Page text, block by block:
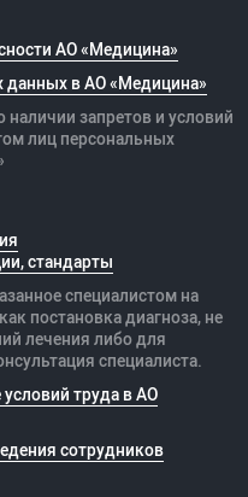
АО «Медицина»
данных в АО «Медицина»
запретов и условий
лиц персональных
стандарты
специалистом на
постановка диагноза, не
лечения либо для
специалиста.
труда в АО
сотрудников